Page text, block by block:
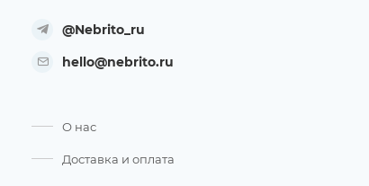
@Nebrito_ru
hello@nebrito.ru
О нас
Доставка и оплата